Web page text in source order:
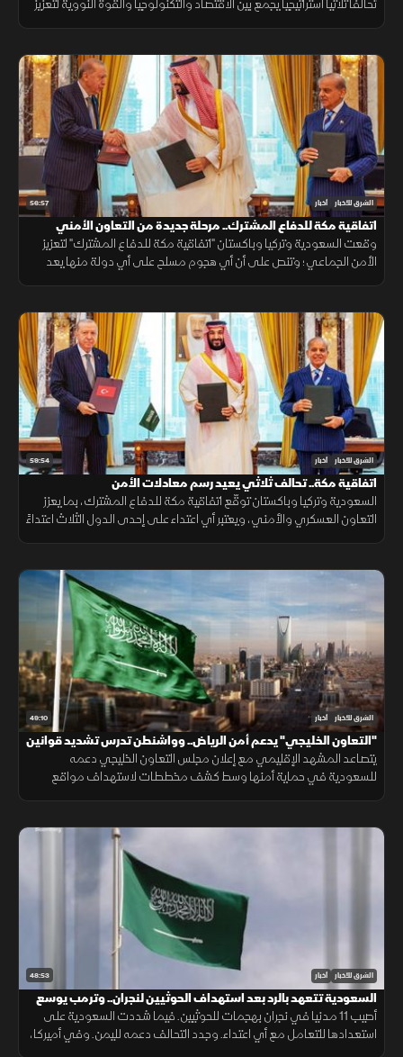
56:57 الشرق للأخبار أخبار
اتفاقية مكة للدفاع المشترك.. مرحلة جديدة من التعاون الأمني
وقعت السعودية وتركيا وباكستان "اتفاقية مكة للدفاع المشترك" لتعزيز
الأمن الجماعي؛ وتنص على أن أي هجوم مسلح على أي دولة منها يعد
59:54 الشرق للأخبار أخبار
اتفاقية مكة.. تحالف ثلاثي يعيد رسم معادلات الأمن
السعودية وتركيا وباكستان توقّع اتفاقية مكة للدفاع المشترك، بما يعزز
التعاون العسكري والأمني، ويعتبر أي اعتداء على إحدى الدول الثلاث اعتداءً
49:10 الشرق للأخبار أخبار
"التعاون الخليجي" يدعم أمن الرياض.. وواشنطن تدرس تشديد قوانين
الهجرة
يتصاعد المشهد الإقليمي مع إعلان مجلس التعاون الخليجي دعمه
للسعودية في حماية أمنها وسط كشف مخططات لاستهداف مواقع
48:53 الشرق للأخبار أخبار
السعودية تتعهد بالرد بعد استهداف الحوثيين لنجران.. وترمب يوسع
قيود الجنسيةأصيب 11 مدنيا في نجران بهجمات للحوثيين. فيما شددت السعودية على
استعدادها للتعامل مع أي اعتداء. وجدد التحالف دعمه لليمن. وفي أميركا،